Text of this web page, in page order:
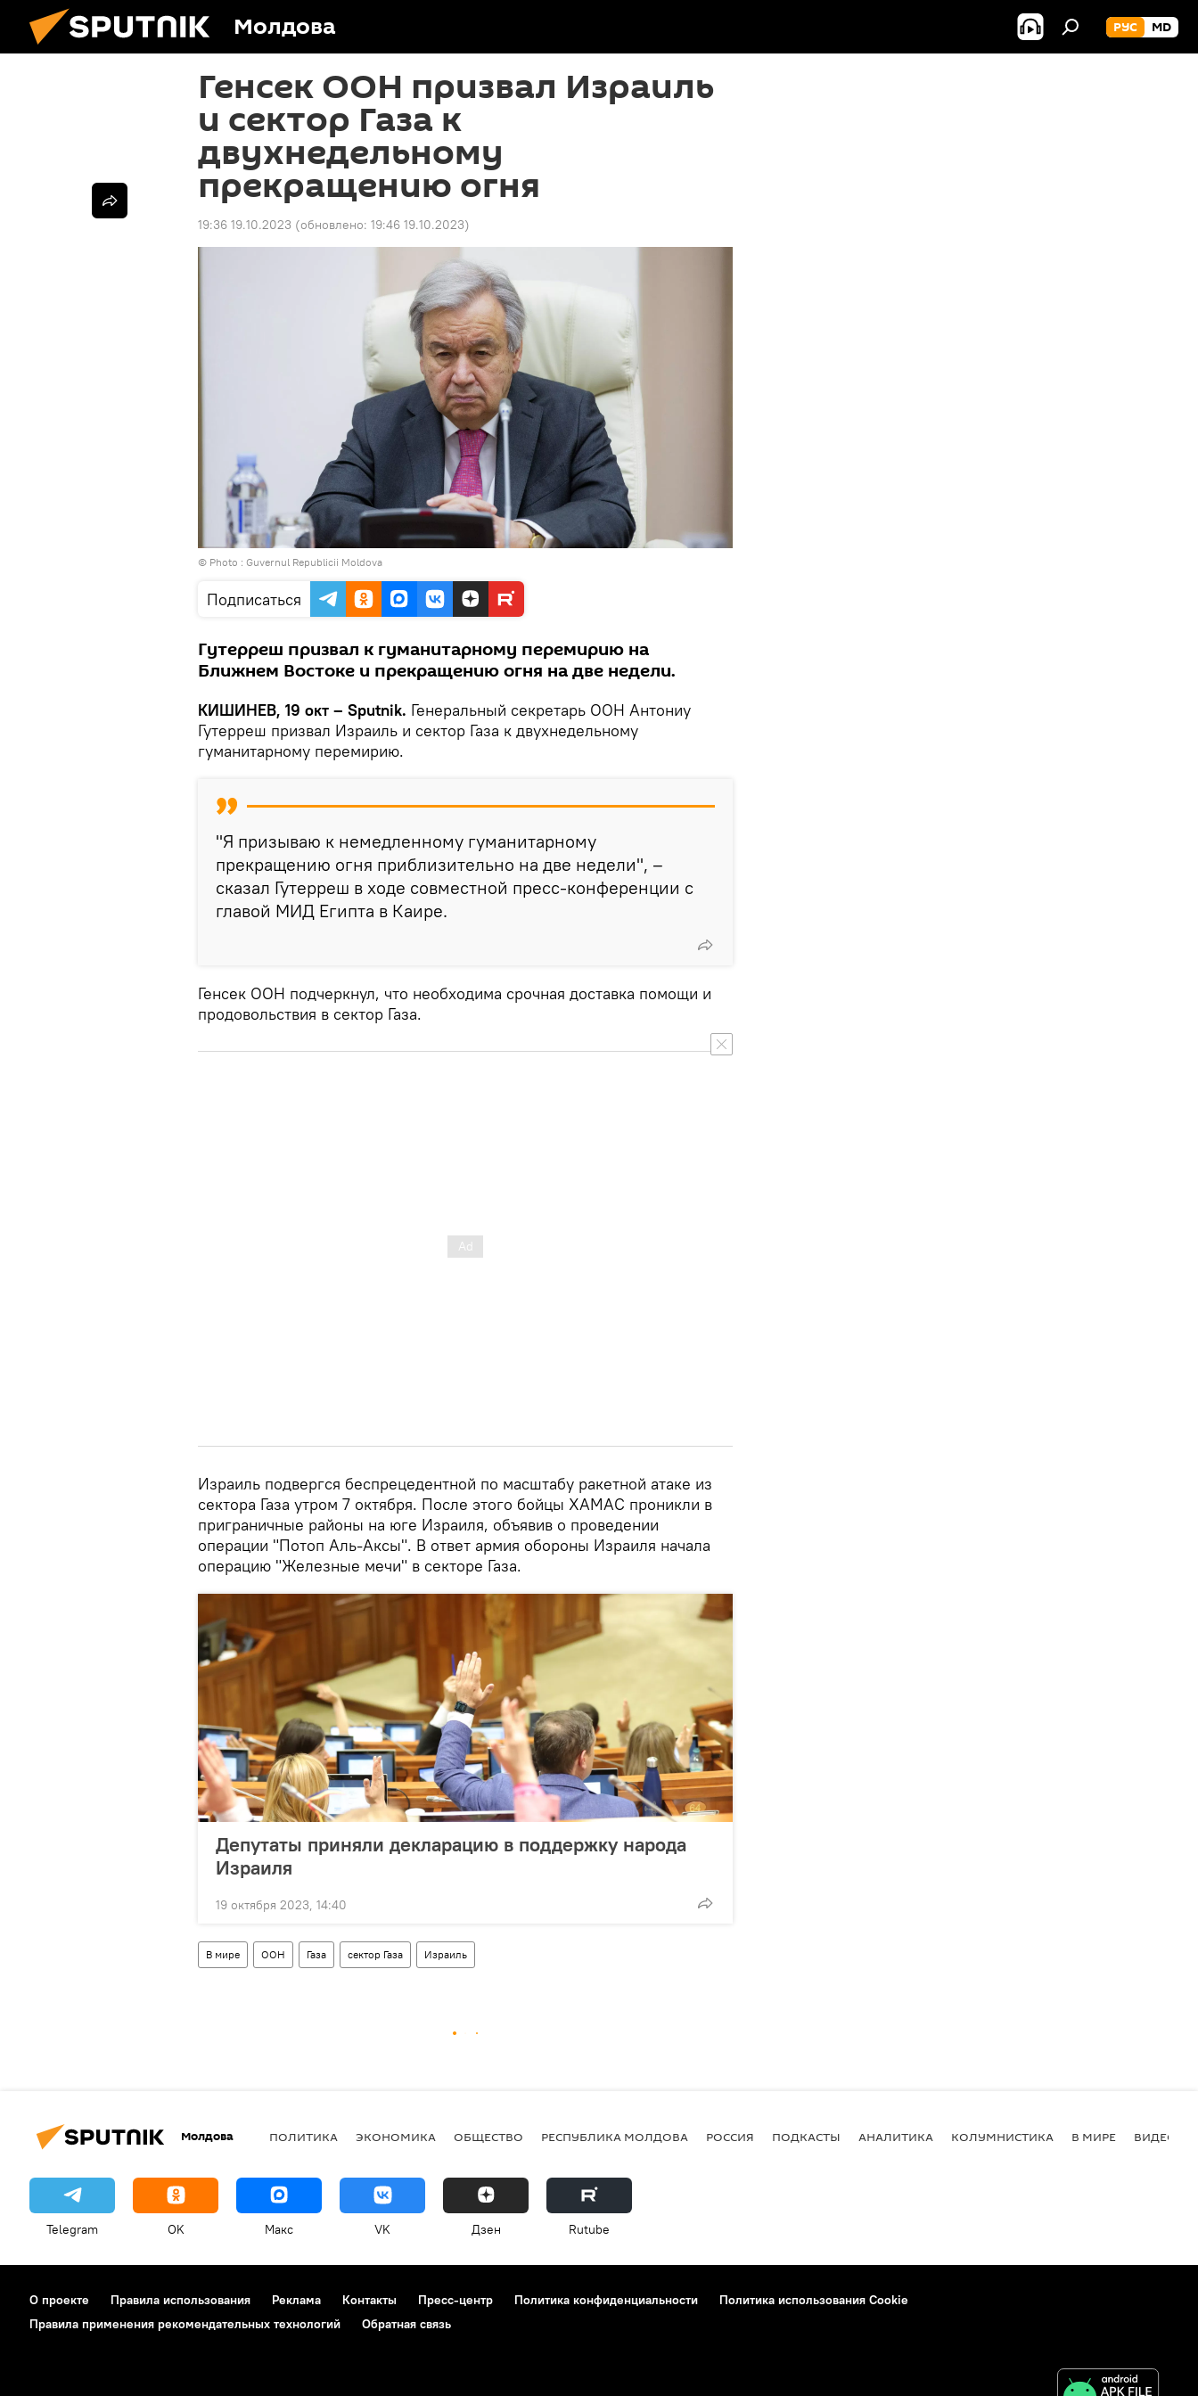
Молдова РУС MD
Генсек ООН призвал Израиль
и сектор Газа к
двухнедельному
прекращению огня
19:36 19.10.2023 (обновлено: 19:46 19.10.2023)
© Photo : Guvernul Republicii Moldova
Подписаться
Гутерреш призвал к гуманитарному перемирию на
Ближнем Востоке и прекращению огня на две недели.
КИШИНЕВ, 19 окт – Sputnik. Генеральный секретарь ООН Антониу
Гутерреш призвал Израиль и сектор Газа к двухнедельному
гуманитарному перемирию.
"Я призываю к немедленному гуманитарному
прекращению огня приблизительно на две недели", –
сказал Гутерреш в ходе совместной пресс-конференции с
главой МИД Египта в Каире.
Генсек ООН подчеркнул, что необходима срочная доставка помощи и
продовольствия в сектор Газа.
Израиль подвергся беспрецедентной по масштабу ракетной атаке из
сектора Газа утром 7 октября. После этого бойцы ХАМАС проникли в
приграничные районы на юге Израиля, объявив о проведении
операции "Потоп Аль-Аксы". В ответ армия обороны Израиля начала
операцию "Железные мечи" в секторе Газа.
Депутаты приняли декларацию в поддержку народа
Израиля
19 октября 2023, 14:40
В мире ООН Газа сектор Газа Израиль
Молдова ПОЛИТИКА ЭКОНОМИКА ОБЩЕСТВО РЕСПУБЛИКА МОЛДОВА РОССИЯ ПОДКАСТЫ АНАЛИТИКА КОЛУМНИСТИКА В МИРЕ ВИДЕО
Telegram OK Макс VK Дзен Rutube
О проекте Правила использования Реклама Контакты Пресс-центр Политика конфиденциальности
Политика использования Cookie
Правила применения рекомендательных технологий
Обратная связь